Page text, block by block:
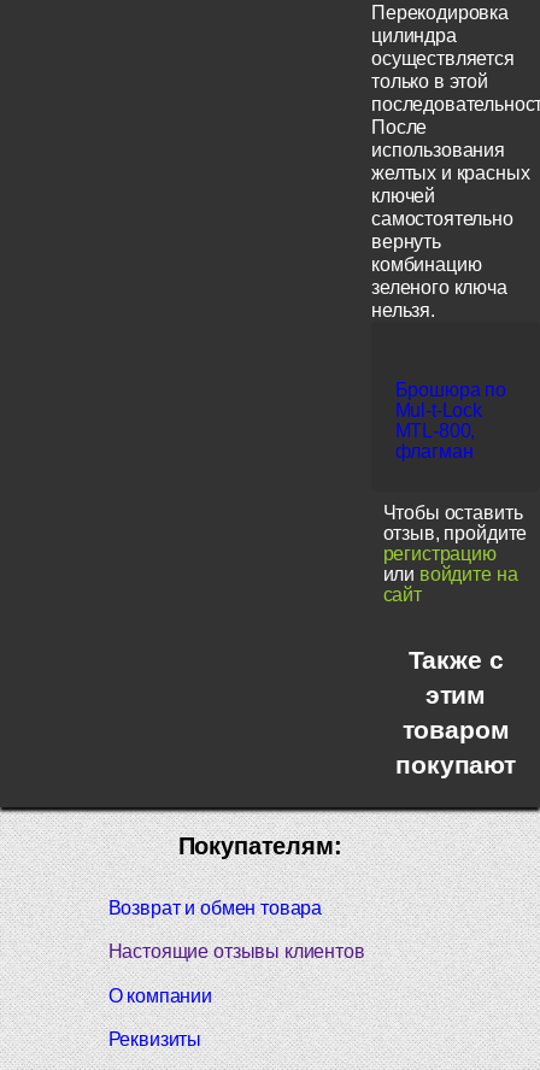
Перекодировка
цилиндра
осуществляется
только в этой
После
использования
желтых и красных
ключей
самостоятельно
вернуть
комбинацию
зеленого ключа
нельзя.
Брошюра по
Mul-t-Lock
MTL-800,
флагман
Чтобы оставить
отзыв, пройдите
регистрацию
или войдите на
сайт
Также с
этим
товаром
покупают
Покупателям:
Возврат и обмен товара
Настоящие отзывы клиентов
О компании
Реквизиты